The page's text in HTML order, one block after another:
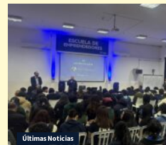
Últimas Noticias